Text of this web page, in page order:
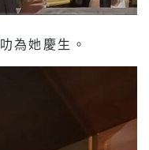
為她慶生。